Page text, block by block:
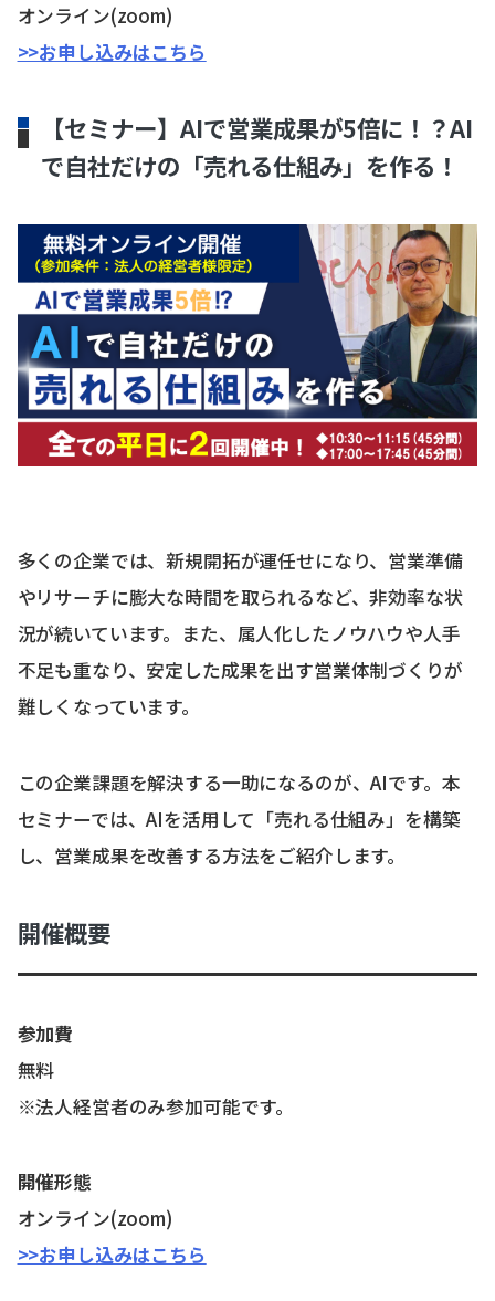
オンライン(zoom)
>>お申し込みはこちら
【セミナー】AIで営業成果が5倍に！？AI
で自社だけの「売れる仕組み」を作る！
多くの企業では、新規開拓が運任せになり、営業準備
やリサーチに膨大な時間を取られるなど、非効率な状
況が続いています。また、属人化したノウハウや人手
不足も重なり、安定した成果を出す営業体制づくりが
難しくなっています。
この企業課題を解決する一助になるのが、AIです。本
セミナーでは、AIを活用して「売れる仕組み」を構築
し、営業成果を改善する方法をご紹介します。
開催概要
参加費
無料
※法人経営者のみ参加可能です。
開催形態
オンライン(zoom)
>>お申し込みはこちら